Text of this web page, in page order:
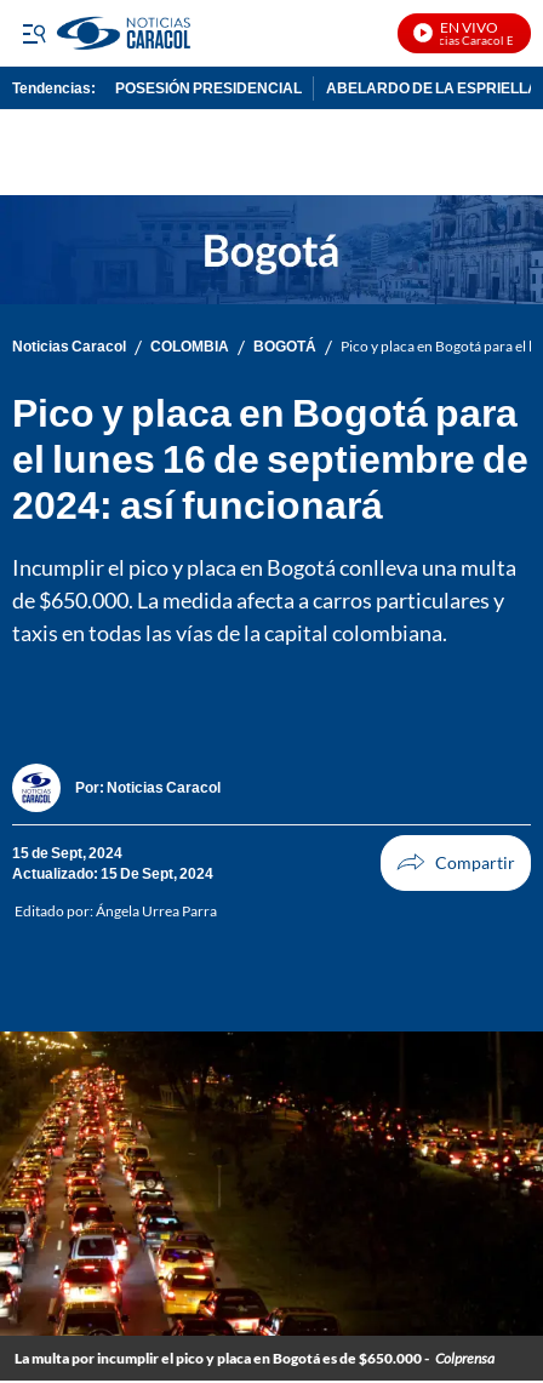
EN VIVO
Noticias Caracol En Vivo
Tendencias: POSESIÓN PRESIDENCIAL ABELARDO DE LA ESPRIELLA
Noticias Caracol / COLOMBIA / BOGOTÁ / Pico y placa en Bogotá para el
Pico y placa en Bogotá para
el lunes 16 de septiembre de
2024: así funcionará
Incumplir el pico y placa en Bogotá conlleva una multa
de $650.000. La medida afecta a carros particulares y
taxis en todas las vías de la capital colombiana.
Por: Noticias Caracol
15 de Sept, 2024
Actualizado: 15 De Sept, 2024
Editado por:Ángela Urrea Parra
La multa por incumplir el pico y placa en Bogotá es de $650.000 - Colprensa